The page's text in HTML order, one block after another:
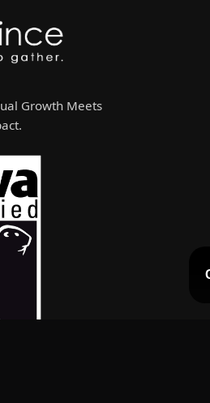
Growth Meets